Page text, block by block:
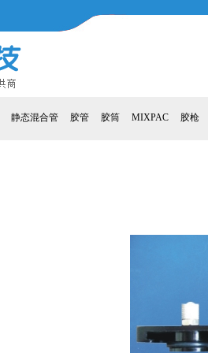
静态混合管 胶管 胶筒 MIXPAC 胶枪